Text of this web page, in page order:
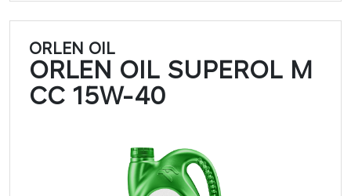
ORLEN OIL
ORLEN OIL SUPEROL M
CC 15W-40